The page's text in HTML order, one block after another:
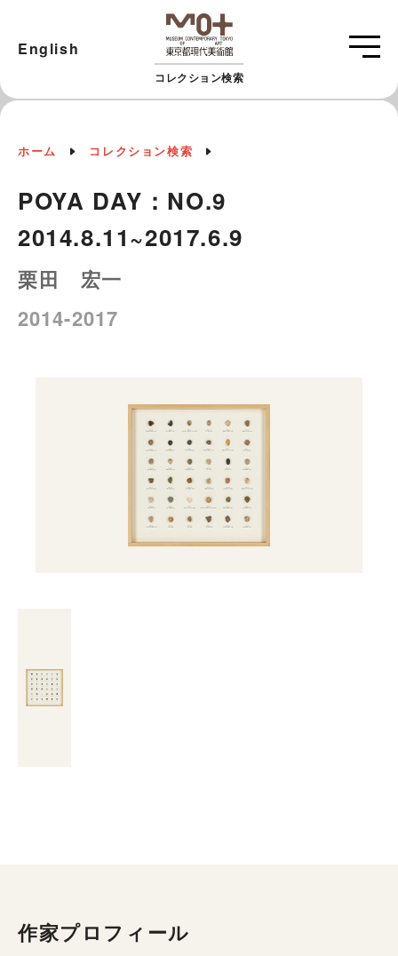
コレクション検索
English
ホーム コレクション検索
POYA DAY：NO.9
2014.8.11~2017.6.9
栗田 宏一
2014-2017
作家プロフィール